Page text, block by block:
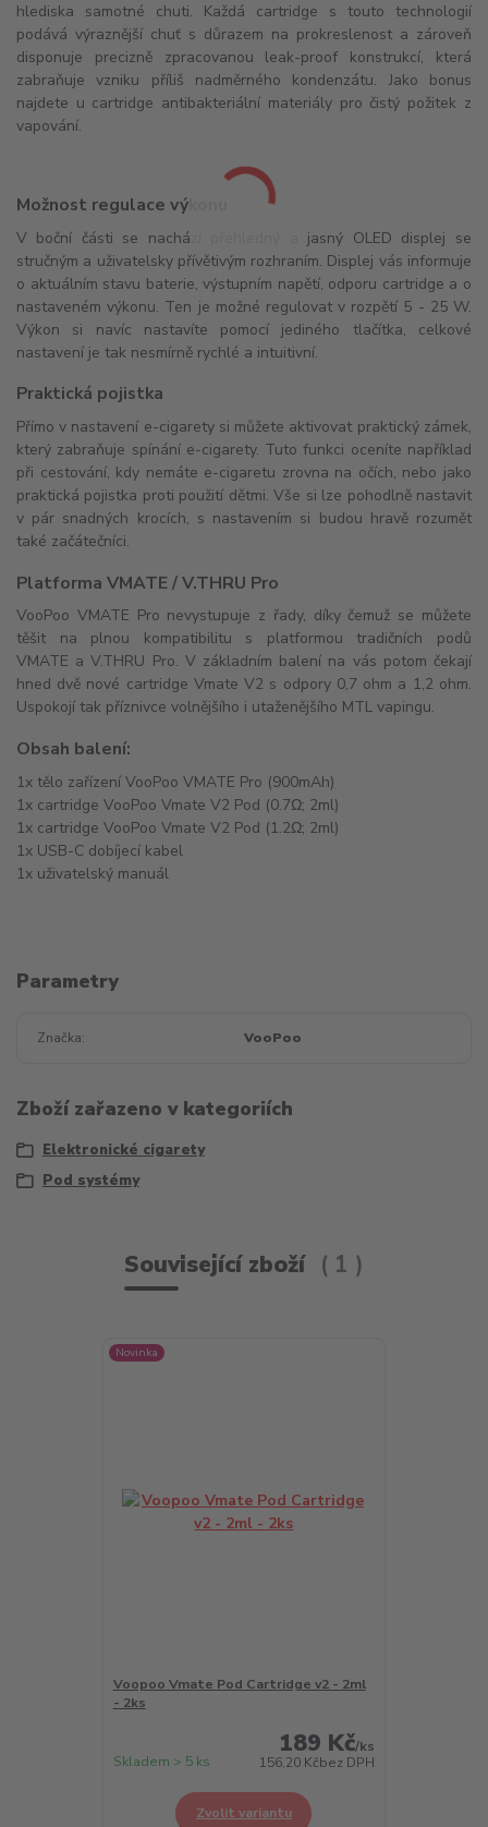
hlediska samotné chuti. Každá cartridge s touto technologií
podává výraznější chuť s důrazem na prokreslenost a zároveň
disponuje precizně zpracovanou leak-proof konstrukcí, která
zabraňuje vzniku příliš nadměrného kondenzátu. Jako bonus
najdete u cartridge antibakteriální materiály pro čistý požitek z
vapování.
Možnost regulace výkonu
V boční části se nachází přehledný a jasný OLED displej se
stručným a uživatelsky přívětivým rozhraním. Displej vás informuje
o aktuálním stavu baterie, výstupním napětí, odporu cartridge a o
nastaveném výkonu. Ten je možné regulovat v rozpětí 5 - 25 W.
Výkon si navíc nastavíte pomocí jediného tlačítka, celkové
nastavení je tak nesmírně rychlé a intuitivní.
Praktická pojistka
Přímo v nastavení e-cigarety si můžete aktivovat praktický zámek,
který zabraňuje spínání e-cigarety. Tuto funkci oceníte například
při cestování, kdy nemáte e-cigaretu zrovna na očích, nebo jako
praktická pojistka proti použití dětmi. Vše si lze pohodlně nastavit
v pár snadných krocích, s nastavením si budou hravě rozumět
také začátečníci.
Platforma VMATE / V.THRU Pro
VooPoo VMATE Pro nevystupuje z řady, díky čemuž se můžete
těšit na plnou kompatibilitu s platformou tradičních podů
VMATE a V.THRU Pro. V základním balení na vás potom čekají
hned dvě nové cartridge Vmate V2 s odpory 0,7 ohm a 1,2 ohm.
Uspokojí tak příznivce volnějšího i utaženějšího MTL vapingu.
Obsah balení:
1x tělo zařízení VooPoo VMATE Pro (900mAh)
1x cartridge VooPoo Vmate V2 Pod (0.7Ω; 2ml)
1x cartridge VooPoo Vmate V2 Pod (1.2Ω; 2ml)
1x USB-C dobíjecí kabel
1x uživatelský manuál
Parametry
Značka VooPoo
Zboží zařazeno v kategoriích
Elektronické cigarety
Pod systémy
Související zboží 1
Novinka
Voopoo Vmate Pod Cartridge v2 - 2ml
- 2ks
189 Kč/ks
156,20 Kčbez DPH
Skladem > 5 ks
Zvolit variantu